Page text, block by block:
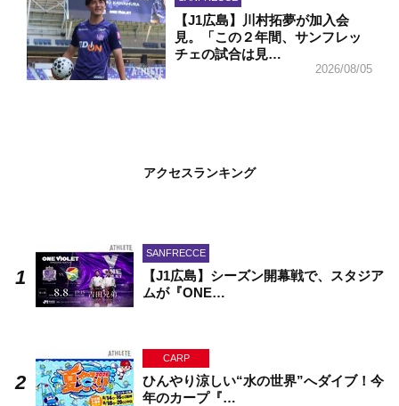
【J1広島】川村拓夢が加入会
見。「この２年間、サンフレッ
チェの試合は見…
2026/08/05
アクセスランキング
SANFRECCE
【J1広島】シーズン開幕戦で、スタジア
ムが『ONE…
CARP
ひんやり涼しい“水の世界”へダイブ！今
年のカープ『…